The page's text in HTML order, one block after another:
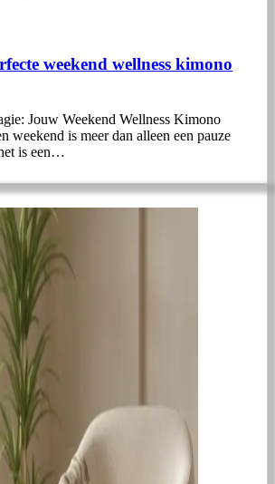
weekend wellness kimono
Jouw Weekend Wellness Kimono
weekend is meer dan alleen een pauze
is een…